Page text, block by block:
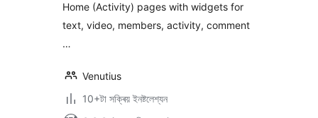
Home (Activity) pages with widgets for
text, video, members, activity, comment
…
Venutius
10+টা সক্ৰিয় ইনষ্টলেশ্যন